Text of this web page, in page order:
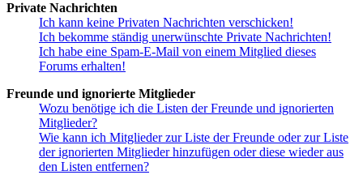
Private Nachrichten
Ich kann keine Privaten Nachrichten verschicken!
Ich bekomme ständig unerwünschte Private Nachrichten!
Ich habe eine Spam-E-Mail von einem Mitglied dieses
Forums erhalten!
Freunde und ignorierte Mitglieder
Wozu benötige ich die Listen der Freunde und ignorierten
Mitglieder?
Wie kann ich Mitglieder zur Liste der Freunde oder zur Liste
der ignorierten Mitglieder hinzufügen oder diese wieder aus
den Listen entfernen?